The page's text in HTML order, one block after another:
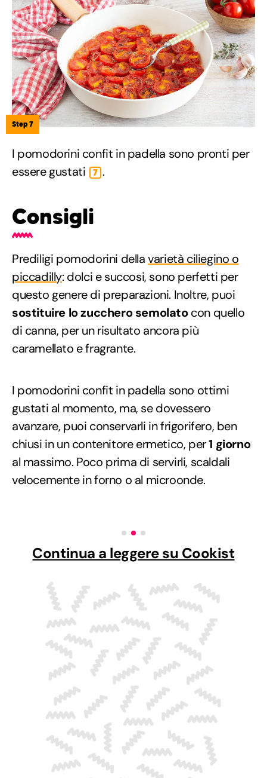
Step 7
I pomodorini confit in padella sono pronti per
essere gustati
7 .
Consigli
Prediligi pomodorini dellavarietà ciliegino o
piccadilly: dolci e succosi, sono perfetti per
questo genere di preparazioni. Inoltre, puoi
sostituire lo zucchero semolatocon quello
di canna, per un risultato ancora più
caramellato e fragrante.
I pomodorini confit in padella sono ottimi
gustati al momento, ma, se dovessero
avanzare, puoi conservarli in frigorifero, ben
chiusi in un contenitore ermetico, per1 giorno
al massimo. Poco prima di servirli, scaldali
velocemente in forno o al microonde.
Continua a leggere su Cookist